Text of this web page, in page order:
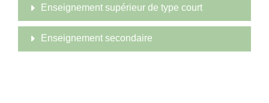
Enseignement supérieur de type court
Enseignement secondaire